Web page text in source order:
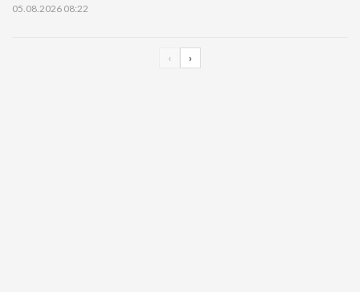
05.08.2026 08:22
‹ ›